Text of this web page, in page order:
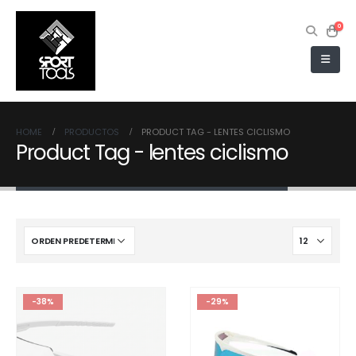
0
HOME PRODUCTOS PRODUCT TAG - LENTES CICLISMO
Product Tag - lentes ciclismo
-38% -29%